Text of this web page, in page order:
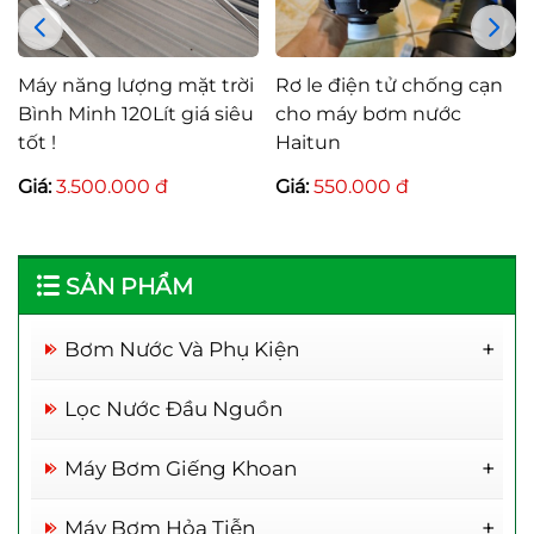
Máy năng lượng mặt trời
Bình Minh 120Lít giá siêu
tốt !
Giá:3.500.000 đ
Rơ le điện tử chống cạn
cho máy bơm nước
Haitun
Giá:550.000 đ
SẢN PHẨM
Bơm Nước Và Phụ Kiện
Rơ Le Thông Minh
Lọc Nước Đầu Nguồn
Máy Bơm Giếng Khoan
Máy Bơm 1 Đầu Inox
Máy Bơm Hỏa Tiễn